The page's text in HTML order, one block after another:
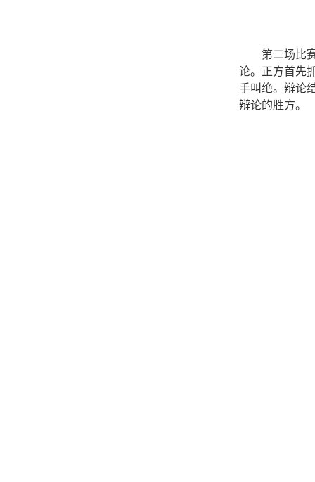
第二场比
论。正方首先
手叫绝。辩论
辩论的胜方。